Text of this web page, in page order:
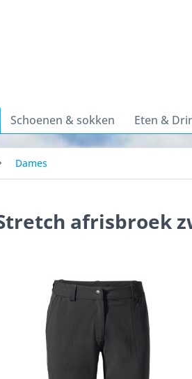
Schoenen & sokken Eten &
Dames
afrisbroek